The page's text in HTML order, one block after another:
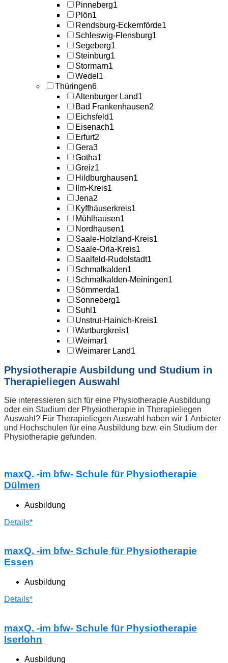
Pinneberg1
Plön1
Rendsburg-Eckernförde1
Schleswig-Flensburg1
Segeberg1
Steinburg1
Stormarn1
Wedel 1
Thüringen6
Altenburger Land1
Bad Frankenhausen2
Eichsfeld1
Eisenach1
Erfurt2
Gera3
Gotha1
Greiz1
Hildburghausen1
Ilm-Kreis1
Jena2
Kyffhäuserkreis1
Mühlhausen1
Nordhausen1
Saale-Holzland-Kreis1
Saale-Orla-Kreis1
Saalfeld-Rudolstadt1
Schmalkalden1
Schmalkalden-Meiningen1
Sömmerda1
Sonneberg1
Suhl 1
Unstrut-Hainich-Kreis1
Wartburgkreis1
Weimar1
Weimarer Land1
Physiotherapie Ausbildung und Studium in
Therapieliegen Auswahl
Sie interessieren sich für eine Physiotherapie Ausbildung
oder ein Studium der Physiotherapie in Therapieliegen
Auswahl? Für Therapieliegen Auswahl haben wir 1 Anbieter
und Hochschulen für eine Ausbildung bzw. ein Studium der
Physiotherapie gefunden.
maxQ. -im bfw- Schule für Physiotherapie
Dülmen
Ausbildung
Details*
maxQ. -im bfw- Schule für Physiotherapie
Essen
Ausbildung
Details*
maxQ. -im bfw- Schule für Physiotherapie
Iserlohn
Ausbildung